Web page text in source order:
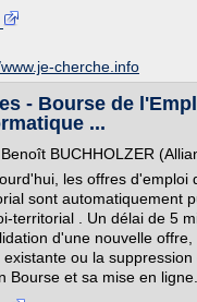
cherche.info
- Bourse de
...
BUCHHOLZER
les offres d'emploi
sont automatiquement
territorial . Un délai de 5
d'une nouvelle offre,
ou la
Bourse et sa mise en ligne...